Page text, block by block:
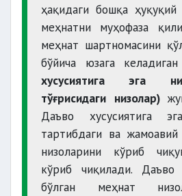
тартибдаги меҳнат
ҳақидаги бошқа
меҳнатни муҳофаза
меҳнат шартномасини
бўйича юзага
хусусиятига эга
тўғрисидаги низолар)
Даъво хусусиятига
тартибдаги ва
низоларини кўриб
кўриб чиқилади. Даъво
бўлган меҳнат